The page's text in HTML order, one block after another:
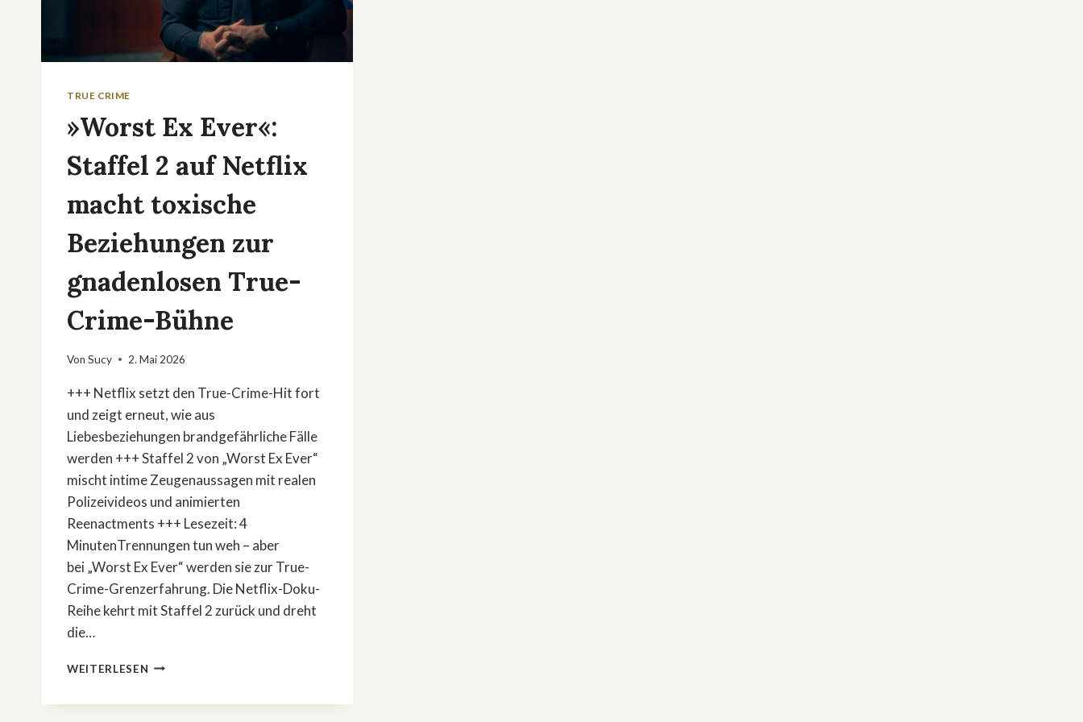
TRUE CRIME
»Worst Ex Ever«:
Staffel 2 auf Netflix
macht toxische
Beziehungen zur
gnadenlosen True-
Crime-Bühne
Von Sucy 2. Mai 2026
+++ Netflix setzt den True-Crime-Hit fort
und zeigt erneut, wie aus
Liebesbeziehungen brandgefährliche Fälle
werden +++ Staffel 2 von „Worst Ex Ever“
mischt intime Zeugenaussagen mit realen
Polizeivideos und animierten
Reenactments +++ Lesezeit: 4
MinutenTrennungen tun weh – aber
bei „Worst Ex Ever“ werden sie zur True-
Crime-Grenzerfahrung. Die Netflix-Doku-
Reihe kehrt mit Staffel 2 zurück und dreht
die…
WEITERLESEN »WORST